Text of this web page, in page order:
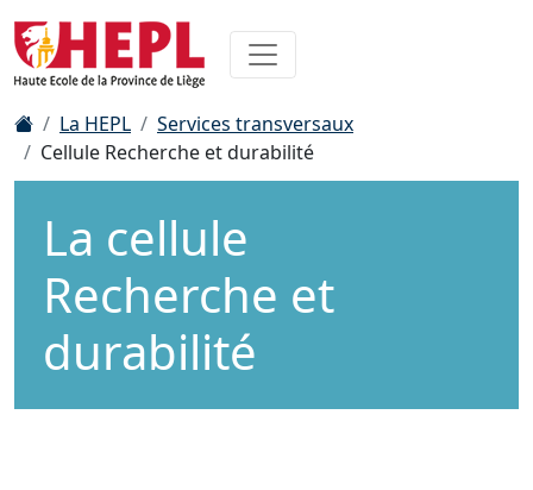
La HEPL
Services transversaux
Cellule Recherche et durabilité
La cellule
Recherche et
durabilité